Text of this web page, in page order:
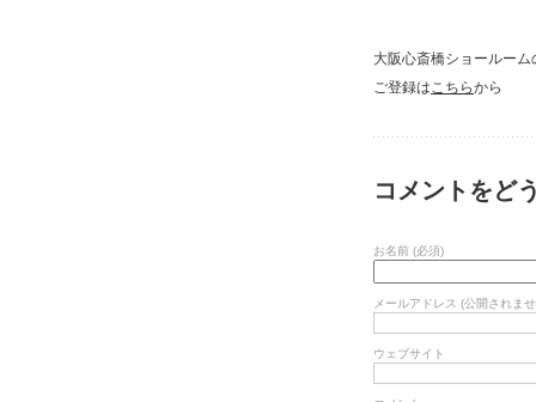
大阪心斎橋ショールー
ご登録はこちらから
コメントをど
お名前 (必須)
メールアドレス (公開されま
ウェブサイト